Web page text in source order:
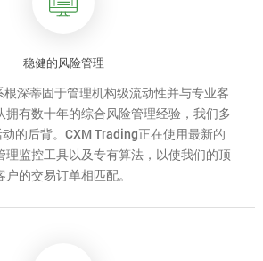
稳健的风险管理
深蒂固于管理机构级流动性并与专业客
拥有数十年的综合风险管理经验，我们多
动的后背。CXMTrading正在使用最新的
理监控工具以及专有算法，以使我们的顶
的交易订单相匹配。